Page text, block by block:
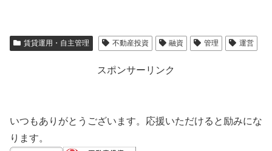
賃貸運用・自主管理 不動産投資 融資 管理 運営
スポンサーリンク
いつもありがとうございます。応援いただけると励みにな
ります。